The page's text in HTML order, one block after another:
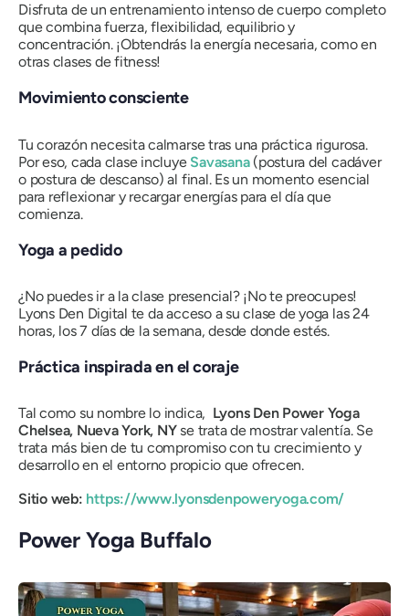
Disfruta de un entrenamiento intenso de cuerpo completo
que combina fuerza, flexibilidad, equilibrio y
concentración. ¡Obtendrás la energía necesaria, como en
otras clases de fitness!
Movimiento consciente
Tu corazón necesita calmarse tras una práctica rigurosa.
Por eso, cada clase incluye Savasana(postura del cadáver
o postura de descanso) al final. Es un momento esencial
para reflexionar y recargar energías para el día que
comienza.
Yoga a pedido
¿No puedes ir a la clase presencial? ¡No te preocupes!
Lyons Den Digital te da acceso a su clase de yoga las 24
horas, los 7 días de la semana, desde donde estés.
Práctica inspirada en el coraje
Tal como su nombre lo indica, Lyons Den Power Yoga
Chelsea, Nueva York, NYse trata de mostrar valentía. Se
trata más bien de tu compromiso con tu crecimiento y
desarrollo en el entorno propicio que ofrecen.
Sitio web: https://www.lyonsdenpoweryoga.com/
Power Yoga Buffalo